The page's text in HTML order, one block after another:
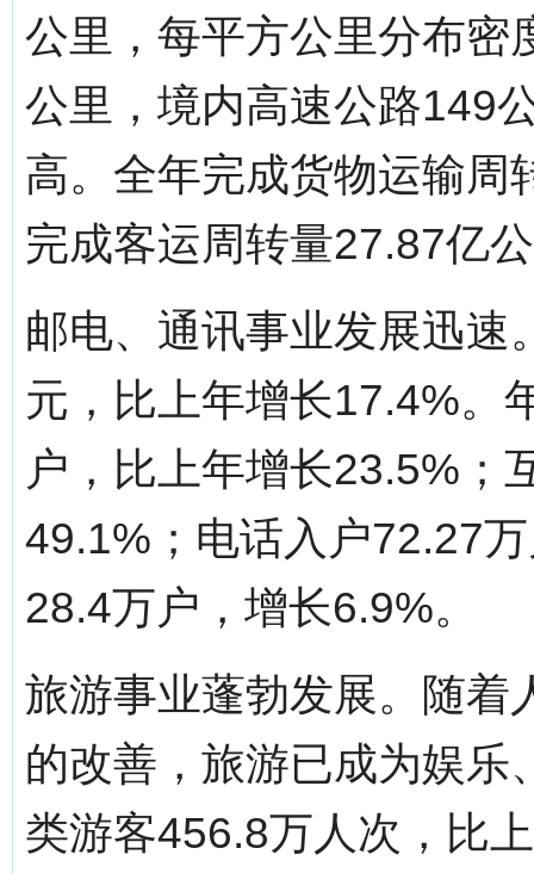
公里，每平方公里分布密
公里，境内高速公路149
高。全年完成货物运输周
完成客运周转量27.87亿
邮电、通讯事业发展迅速
元，比上年增长17.4%。
户，比上年增长23.5%；
49.1%；电话入户72.27
28.4万户，增长6.9%。
旅游事业蓬勃发展。随着
的改善，旅游已成为娱乐
类游客456.8万人次，比